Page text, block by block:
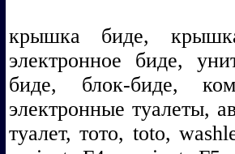
крышка биде,
электронное биде,
биде, блок-биде,
электронные туалеты,
туалет, тото, toto,